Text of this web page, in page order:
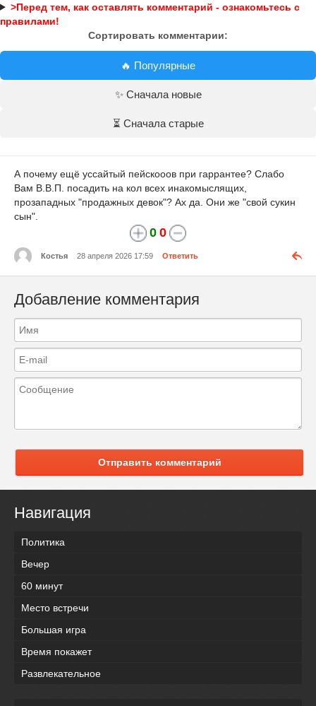
>Перед тем, как оставлять комментарий - ознакомьтесь с
правилами!
Сортировать комментарии:
🔥 Популярные
✨ Сначала новые
⏳ Сначала старые
А почему ещё уссайтый пейскооов при гаррантее? Слабо
Вам В.В.П. посадить на кол всех инакомыслящих,
прозападных "продажных девок"? Ах да. Они же "свой сукин
сын".
0 0
Костья 28 апреля 2026 17:59 Ответить
Добавление комментария
Отправить комментарий
Навигация
Политика
Вечер
60 минут
Место встречи
Большая игра
Время покажет
Развлекательное